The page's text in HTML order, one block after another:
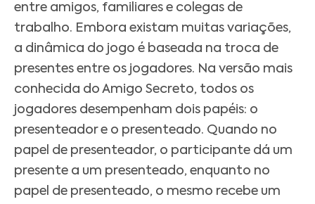
entre amigos, familiares e colegas de
trabalho. Embora existam muitas variações,
a dinâmica do jogo é baseada na troca de
presentes entre os jogadores. Na versão mais
conhecida do Amigo Secreto, todos os
jogadores desempenham dois papéis: o
presenteador e o presenteado. Quando no
papel de presenteador, o participante dá um
presente a um presenteado, enquanto no
papel de presenteado, o mesmo recebe um